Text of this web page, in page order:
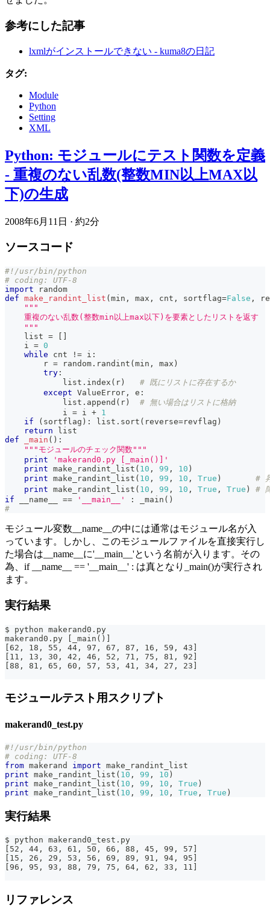
参考にした記事
lxmlがインストールできない - kuma8の日記
タグ:
Module
Python
Setting
XML
Python: モジュールにテスト関数を定義
- 重複のない乱数(整数MIN以上MAX以
下)の生成
2008年6月11日 · 約2分
ソースコード
#!/usr/bin/python
# coding: UTF-8
import random
def make_randint_list ( min , max , cnt , sortflag=False ,
"""
    重複のない乱数(整数min以上max以下)を要素としたリストを返す
    """
list =
    i
= 0
while cnt != i :
        r
= random . randint ( min , max )
try :
list . index ( r )
# 既にリストに存在するか
except ValueError , e :
list . append ( r )
# 無い場合はリストに格納
            i
= i + 1
if
( sortflag ) : list . sort ( reverse=revflag )
return
list
def
_main ( ) :
"""モジュールのチェック関数"""
print
'makerand0.py [_main()]'
print make_randint_list ( 10 , 99 , 10 )
print make_randint_list ( 10 , 99 , 10 , True )
#
print make_randint_list ( 10 , 99 , 10 , True , True )
#
if __name__ == '__main__' : _main ( )
#
モジュール変数__name__の中には通常はモジュール名が入
っています。しかし、このモジュールファイルを直接実行し
た場合は__name__に'__main__'という名前が入ります。その
為、if __name__ == '__main__' : は真となり_main()が実行され
ます。
実行結果
$ python makerand0.py
makerand0.py [_main()]
[62, 18, 55, 44, 97, 67, 87, 16, 59, 43]
[11, 13, 30, 42, 46, 52, 71, 75, 81, 92]
[88, 81, 65, 60, 57, 53, 41, 34, 27, 23]
モジュールテスト用スクリプト
makerand0_test.py
#!/usr/bin/python
# coding: UTF-8
from makerand import make_randint_list
print make_randint_list ( 10 , 99 , 10 )
print make_randint_list ( 10 , 99 , 10 , True )
print make_randint_list ( 10 , 99 , 10 , True , True )
実行結果
$ python makerand0_test.py
[52, 44, 63, 61, 50, 66, 88, 45, 99, 57]
[15, 26, 29, 53, 56, 69, 89, 91, 94, 95]
[96, 95, 93, 88, 79, 75, 64, 62, 33, 11]
リファレンス